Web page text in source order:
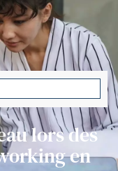
lors des
en